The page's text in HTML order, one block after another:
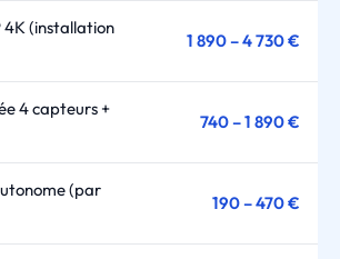
4K (installation
1 890 – 4 730 €
4 capteurs +
740 – 1 890 €
(par
190 – 470 €